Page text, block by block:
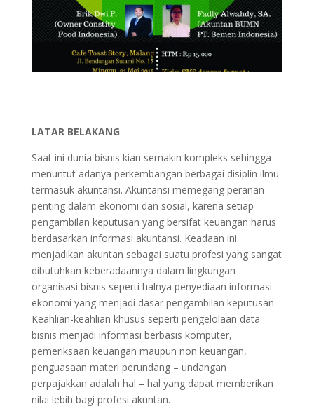
LATAR BELAKANG
Saat ini dunia bisnis kian semakin kompleks sehingga
menuntut adanya perkembangan berbagai disiplin ilmu
termasuk akuntansi. Akuntansi memegang peranan
penting dalam ekonomi dan sosial, karena setiap
pengambilan keputusan yang bersifat keuangan harus
berdasarkan informasi akuntansi. Keadaan ini
menjadikan akuntan sebagai suatu profesi yang sangat
dibutuhkan keberadaannya dalam lingkungan
organisasi bisnis seperti halnya penyediaan informasi
ekonomi yang menjadi dasar pengambilan keputusan.
Keahlian-keahlian khusus seperti pengelolaan data
bisnis menjadi informasi berbasis komputer,
pemeriksaan keuangan maupun non keuangan,
penguasaan materi perundang – undangan
perpajakkan adalah hal – hal yang dapat memberikan
nilai lebih bagi profesi akuntan.